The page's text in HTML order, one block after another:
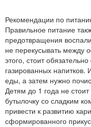
Рекомендации по
Правильное питание
предотвращения
не перекусывать
этого, стоит
газированных напитков.
еды, а затем нужно
Детям до 1 года не
бутылочку со сладким
привести к развитию
сформированного